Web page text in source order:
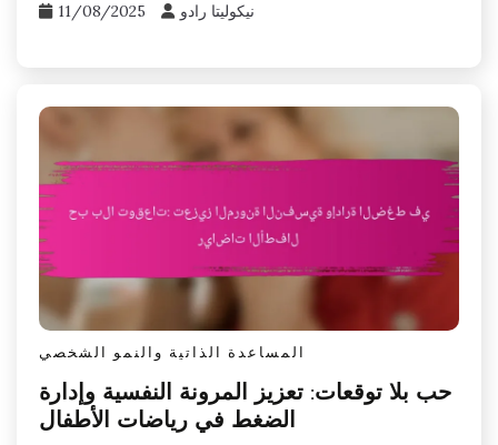
11/08/2025 نيكوليتا رادو
المساعدة الذاتية والنمو الشخصي
حب بلا توقعات: تعزيز المرونة النفسية وإدارة
الضغط في رياضات الأطفال